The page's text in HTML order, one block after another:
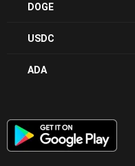
DOGE
USDC
ADA